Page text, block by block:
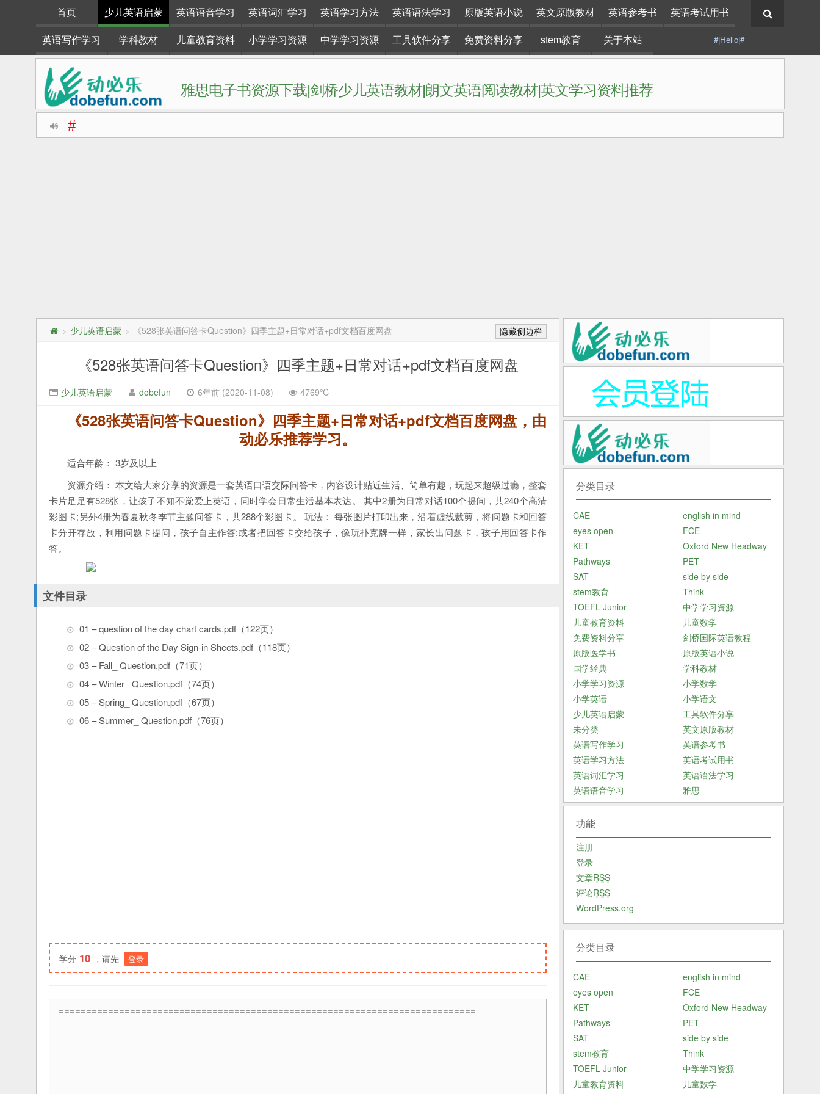
首页 少儿英语启蒙 英语语音学习 英语词汇学习 英语学习方法 英语语法学习 原版英语小说 英文原版教材 英语参考书
英语考试用书
英语写作学习
学科教材 儿童教育资料 小学学习资源 中学学习资源 工具软件分享 免费资料分享 stem教育 关于本站 #|Hello|#
雅思电子书资源下载|剑桥少儿英语教材|朗文英语阅读教材|英文学习资料推荐
#
动必乐dobefun是一个专注于英语学习资料整理分享的网站。
> 少儿英语启蒙 > 《528张英语问答卡Question》四季主题+日常对话+pdf文档百度网盘 隐藏侧边栏
《528张英语问答卡Question》四季主题+日常对话+pdf文档百度网盘
少儿英语启蒙 dobefun 6年前 (2020-11-08) 4769℃
《528张英语问答卡Question》四季主题+日常对话+pdf文档百度网盘，由
动必乐推荐学习。
适合年龄： 3岁及以上
资源介绍： 本文给大家分享的资源是一套英语口语交际问答卡，内容设计贴近生活、简单有趣，玩起来超级过瘾，整套
卡片足足有528张，让孩子不知不觉爱上英语，同时学会日常生活基本表达。 其中2册为日常对话100个提问，共240个高清
彩图卡;另外4册为春夏秋冬季节主题问答卡，共288个彩图卡。 玩法： 每张图片打印出来，沿着虚线裁剪，将问题卡和回答
卡分开存放，利用问题卡提问，孩子自主作答;或者把回答卡交给孩子，像玩扑克牌一样，家长出问题卡，孩子用回答卡作
答。
文件目录
01 – question of the day chart cards.pdf（122页）
02 – Question of the Day Sign-in Sheets.pdf（118页）
03 – Fall_ Question.pdf（71页）
04 – Winter_ Question.pdf（74页）
05 – Spring_ Question.pdf（67页）
06 – Summer_ Question.pdf（76页）
学分 10 ，请先 登录
============================================================================
分类目录
CAE
english in mind
eyes open
FCE
KET
Oxford New Headway
Pathways
PET
SAT
side by side
stem教育
Think
TOEFL Junior
中学学习资源
儿童教育资料
儿童数学
免费资料分享
剑桥国际英语教程
原版医学书
原版英语小说
国学经典
学科教材
小学学习资源
小学数学
小学英语
小学语文
少儿英语启蒙
工具软件分享
未分类
英文原版教材
英语写作学习
英语参考书
英语学习方法
英语考试用书
英语词汇学习
英语语法学习
英语语音学习
雅思
功能
注册
登录
文章RSS
评论RSS
WordPress.org
分类目录
CAE
english in mind
eyes open
FCE
KET
Oxford New Headway
Pathways
PET
SAT
side by side
stem教育
Think
TOEFL Junior
中学学习资源
儿童教育资料
儿童数学